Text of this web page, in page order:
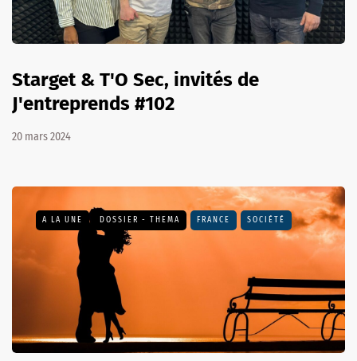
Starget & T'O Sec, invités de
J'entreprends #102
20 mars 2024
A LA UNE DOSSIER - THEMA FRANCE SOCIÉTÉ